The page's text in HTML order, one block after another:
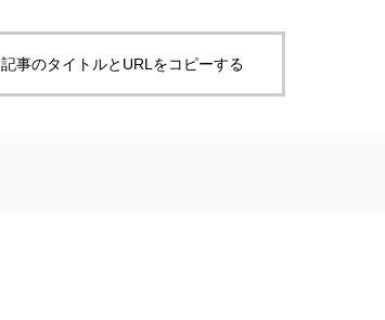
記事のタイトルとURLをコピーする